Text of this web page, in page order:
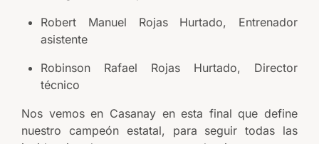
Robert Manuel Rojas Hurtado, Entrenador
asistente
Robinson Rafael Rojas Hurtado, Director
técnico
Nos vemos en Casanay en esta final que define
nuestro campeón estatal, para seguir todas las